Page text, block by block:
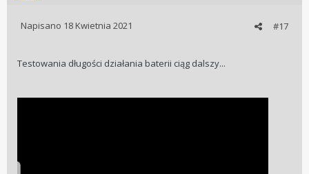
#17
Napisano 18 Kwietnia 2021
Testowania długości działania baterii ciąg dalszy...